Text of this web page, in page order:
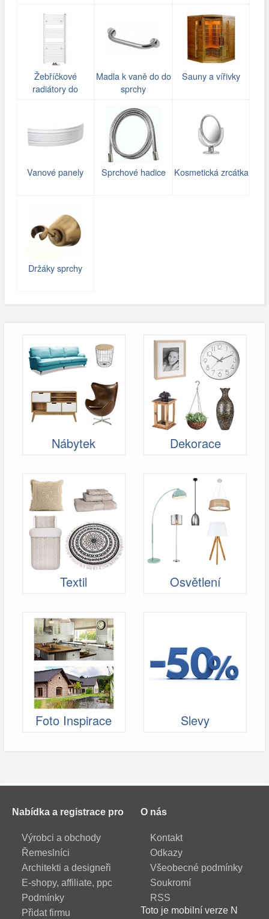
Žebříčkové
radiátory do
Madla k vaně do do
sprchy
Sauny a vířivky
Vanové panely Sprchové hadice Kosmetická zrcátka
Držáky sprchy
Nábytek Dekorace
Textil Osvětlení
Foto Inspirace Slevy
Nabídka a registrace pro
Výrobci a obchody
Řemeslníci
Architekti a designeři
E-shopy, affiliate, ppc
Podmínky
Přidat firmu
O nás
Kontakt
Odkazy
Všeobecné podmínky
Soukromí
RSS
Toto je mobilní verze N